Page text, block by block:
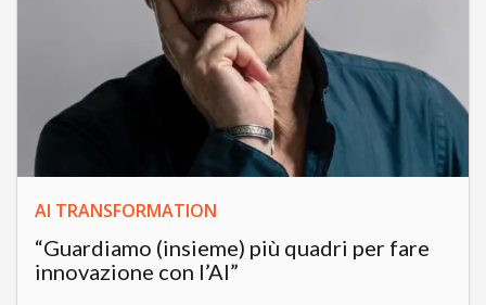
AI TRANSFORMATION
“Guardiamo (insieme) più quadri per fare
innovazione con l’AI”